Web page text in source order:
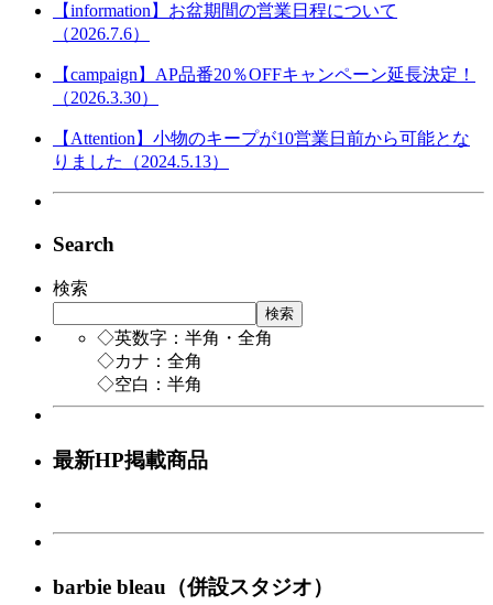
【information】お盆期間の営業日程について
（2026.7.6）
【campaign】AP品番20％OFFキャンペーン延長決定！
（2026.3.30）
【Attention】小物のキープが10営業日前から可能とな
りました（2024.5.13）
Search
検索
検索
◇英数字：半角・全角
◇カナ：全角
◇空白：半角
最新HP掲載商品
barbie bleau（併設スタジオ）